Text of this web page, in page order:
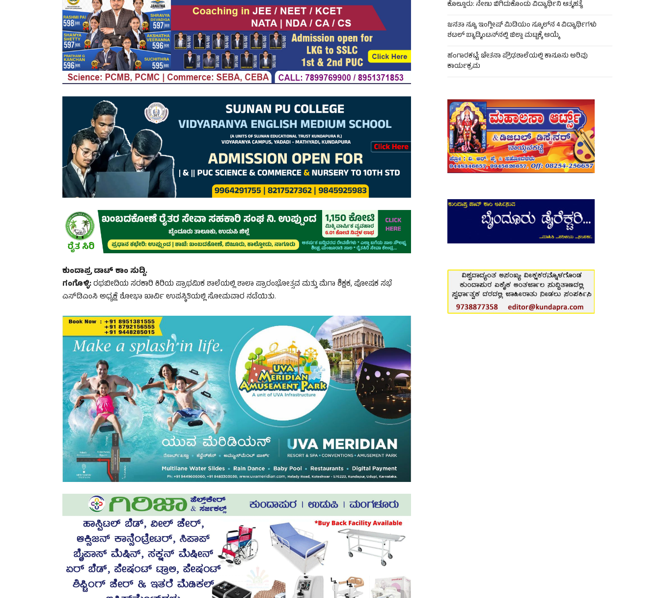
ಕುಂದಾಪ್ರ ಡಾಟ್‌ ಕಾಂ ಸುದ್ದಿ.
ಗಂಗೊಳ್ಳಿ:ರಥಬೀದಿಯ ಸರಕಾರಿ ಕಿರಿಯ ಪ್ರಾಥಮಿಕ ಶಾಲೆಯಲ್ಲಿ ಶಾಲಾ ಪ್ರಾರಂಭೋತ್ಸವ ಮತ್ತು ಮೆಗಾ ಶಿಕ್ಷಕ, ಪೋಷಕ ಸಭೆ
ಎಸ್‌ಡಿಎಂಸಿ ಅಧ್ಯಕ್ಷೆ ಶೋಭಾ ಖಾರ್ವಿ ಉಪಸ್ಥಿತಿಯಲ್ಲಿ ಸೋಮವಾರ ನಡೆಯಿತು.
ಕೊಲ್ಲೂರು: ನೇಣು ಬಿಗಿದುಕೊಂಡು ವಿದ್ಯಾರ್ಥಿನಿ ಆತ್ಮಹತ್ಯೆ
ಜನತಾ ನ್ಯೂ ಇಂಗ್ಲೀಷ್ ಮಿಡಿಯಂ ಸ್ಕೂಲ್‌ನ 4 ವಿದ್ಯಾರ್ಥಿಗಳು
ಶಟಲ್ ಬ್ಯಾಡ್ಮಿಂಟನ್‌ನಲ್ಲಿ ಜಿಲ್ಲಾ ಮಟ್ಟಕ್ಕೆ ಆಯ್ಕೆ
ಹಂಗಾರಕಟ್ಟೆ: ಚೇತನಾ ಪ್ರೌಢಶಾಲೆಯಲ್ಲಿ ಕಾನೂನು ಅರಿವು
ಕಾರ್ಯಕ್ರಮ